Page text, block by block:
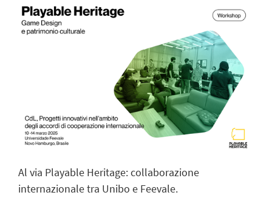
Al via Playable Heritage: collaborazione
internazionale tra Unibo e Feevale.